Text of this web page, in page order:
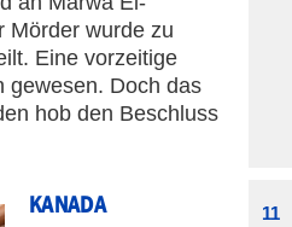
Mörder wurde zu
Eine vorzeitige
gewesen. Doch das
hob den Beschluss
KANADA
11